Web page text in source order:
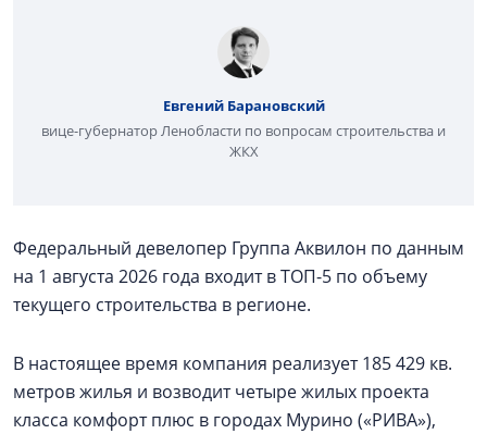
Евгений Барановский
вице-губернатор Ленобласти по вопросам строительства и
ЖКХ
Федеральный девелопер Группа Аквилон по данным
на 1 августа 2026 года входит в ТОП-5 по объему
текущего строительства в регионе.
В настоящее время компания реализует 185 429 кв.
метров жилья и возводит четыре жилых проекта
класса комфорт плюс в городах Мурино («РИВА»),